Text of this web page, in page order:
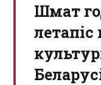
Шмат
летапіс